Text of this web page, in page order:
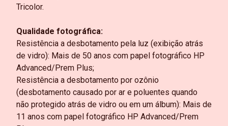
Tricolor.
Qualidade fotográfica:
Resistência a desbotamento pela luz (exibição atrás
de vidro): Mais de 50 anos com papel fotográfico HP
Advanced/Prem Plus;
Resistência a desbotamento por ozônio
(desbotamento causado por ar e poluentes quando
não protegido atrás de vidro ou em um álbum): Mais de
11 anos com papel fotográfico HP Advanced/Prem